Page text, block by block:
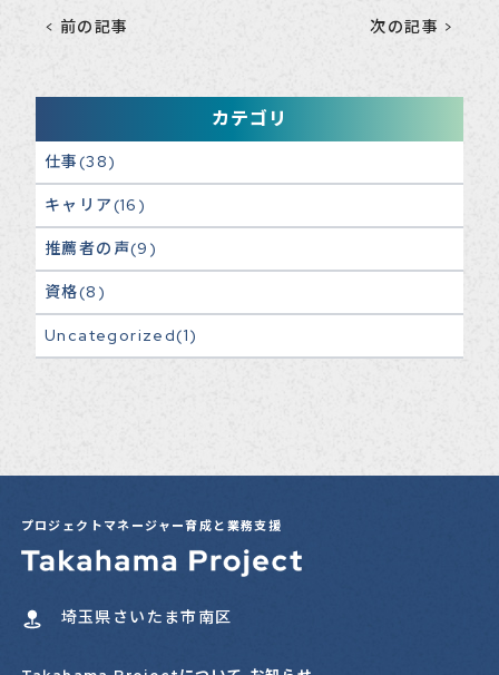
前の記事 次の記事
カテゴリ
仕事(38)
キャリア(16)
推薦者の声(9)
資格(8)
Uncategorized(1)
プロジェクトマネージャー育成と業務支援
埼玉県さいたま市南区